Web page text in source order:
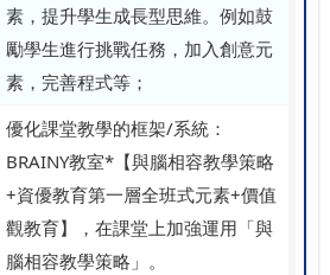
素，提升學生成長型思維。例如鼓
勵學生進行挑戰任務，加入創意元
素，完善程式等；
優化課堂教學的框架/系統：
BRAINY教室*【與腦相容教學策略
+資優教育第一層全班式元素+價值
觀教育】，在課堂上加強運用「與
腦相容教學策略」。